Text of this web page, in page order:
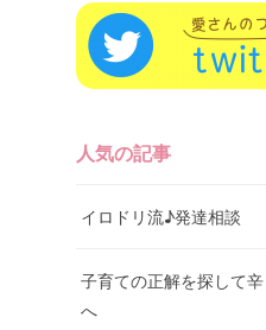
人気の記事
イロドリ流♪発達相談
子育ての正解を探して
へ